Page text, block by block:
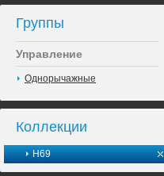
Группы
Управление
Однорычажные
Коллекции
H69